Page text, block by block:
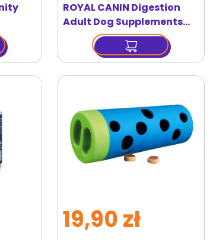
ROYAL CANIN Digestion
Adult Dog Supplements
160g suplement na
prawidłowe trawienie dla
dorosłych psów
19,90 zł